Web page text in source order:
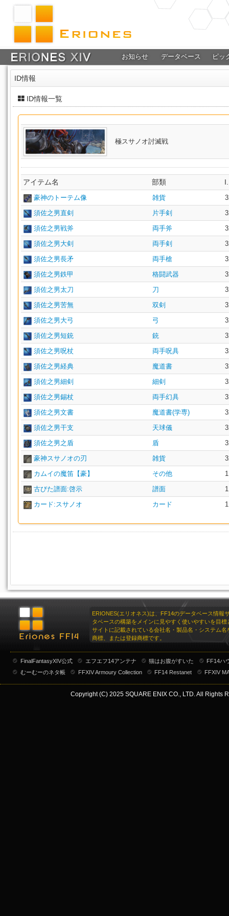
お知らせ データベース ピッ
ID情報
ID情報一覧
極スサノオ討滅戦
アイテム名 部類
豪神のトーテム像 雑貨
須佐之男直剣
片手剣
須佐之男戦斧
両手斧
須佐之男大剣
両手剣
須佐之男長矛
両手槍
須佐之男鉄甲
格闘武器
須佐之男太刀
刀
須佐之男苦無
双剣
須佐之男大弓
弓
須佐之男短銃
銃
須佐之男呪杖
両手呪具
須佐之男経典
魔道書
須佐之男細剣
細剣
須佐之男錫杖
両手幻具
須佐之男文書
魔道書(学専)
須佐之男干支
天球儀
須佐之男之盾
盾
豪神スサノオの刃
雑貨
カムイの魔笛【豪】
その他
1
古びた譜面:啓示
譜面
1
カード:スサノオ
カード 1
ERIONES(エリオネス)は、FF14のデータベース情報
タベースの構築をメインに見やすく使いやすいを目標
サイトに記載されている会社名・製品名・システム名
商標、または登録商標です。
FinalFantasyXIV公式 エフエフ14アンテナ 猫はお腹がすいた
FF14ハ
むーむーのネタ帳
FFXIV Armoury Collection FF14 Restanet FFXIV
Copyright (C) 2025 SQUARE ENIX CO., LTD. All Rights